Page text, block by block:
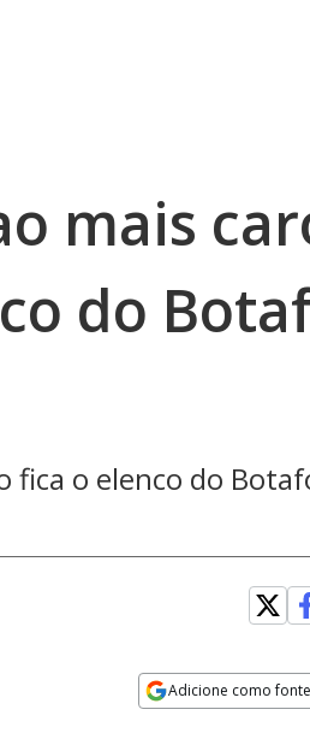
mais
do
fica o elenco do
Adicione como